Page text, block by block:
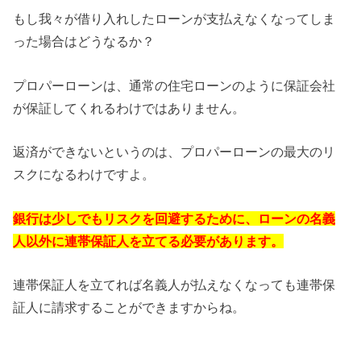
もし我々が借り入れしたローンが支払えなくなってしま
った場合はどうなるか？
プロパーローンは、通常の住宅ローンのように保証会社
が保証してくれるわけではありません。
返済ができないというのは、プロパーローンの最大のリ
スクになるわけですよ。
銀行は少しでもリスクを回避するために、ローンの名義
人以外に連帯保証人を立てる必要があります。
連帯保証人を立てれば名義人が払えなくなっても連帯保
証人に請求することができますからね。